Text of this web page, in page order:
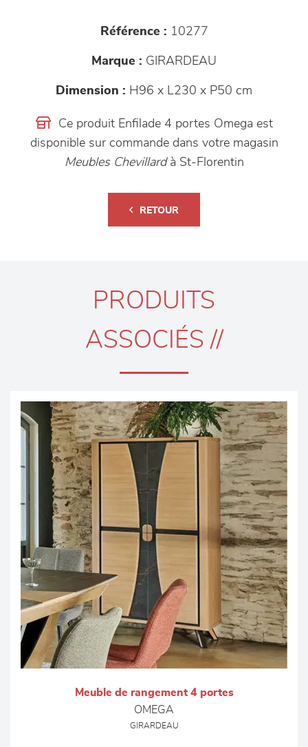
Référence : 10277
Marque : GIRARDEAU
Dimension : H96 x L230 x P50 cm
Ce produit Enfilade 4 portes Omega est
disponible sur commande dans votre magasin
Meubles Chevillardà St-Florentin
RETOUR
PRODUITS
ASSOCIÉS //
Meuble de rangement 4 portes
OMEGA
GIRARDEAU